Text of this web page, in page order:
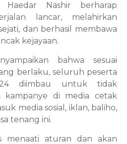
Haedar Nashir berharap
lancar, melahirkan
dan berhasil membawa
kejayaan.
bahwa sesuai
berlaku, seluruh peserta
diimbau untuk tidak
kampanye di media cetak
media sosial, iklan, baliho,
tenang ini.
menaati aturan dan akan